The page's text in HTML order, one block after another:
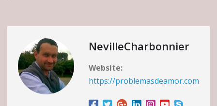
NevilleCharbonnier
Website:
https://problemasdeamor.com